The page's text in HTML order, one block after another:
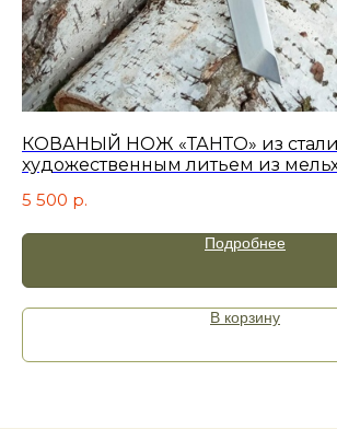
КОВАНЫЙ НОЖ «ТАНТО» из стали
художественным литьем из
5 500 р.
Подробнее
В корзину
Я принимаюполитику
конфиденциальности.